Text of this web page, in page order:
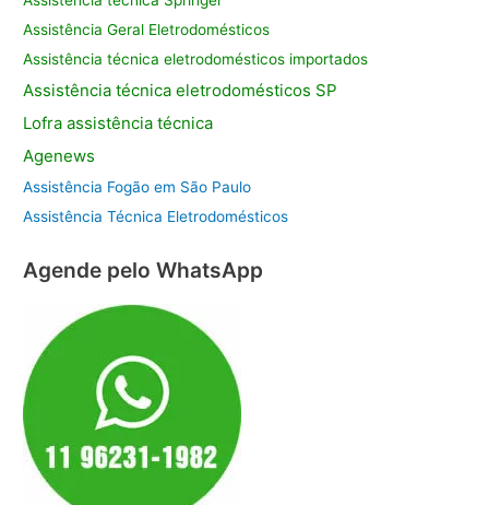
Assistência Geral Eletrodomésticos
Assistência técnica eletrodomésticos importados
Assistência técnica eletrodomésticos SP
Lofra assistênciatécnica
Agenews
Assistência Fogão em São Paulo
Assistência Técnica Eletrodomésticos
Agende pelo WhatsApp